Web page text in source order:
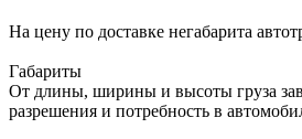
На цену по доставке негабарита
Габариты
От длины, ширины и высоты груза
разрешения и потребность в